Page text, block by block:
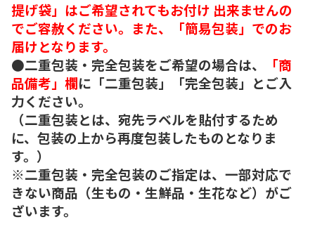
提げ袋」はご希望されてもお付け 出来ませんの
でご容赦ください。また、「簡易包装」でのお
届けとなります。
●二重包装・完全包装をご希望の場合は、
「商
品備考」欄に「二重包装」「完全包装」とご入
力ください。
（二重包装とは、宛先ラベルを貼付するため
に、包装の上から再度包装したものとなりま
す。）
※二重包装・完全包装のご指定は、一部対応で
きない商品（生もの・生鮮品・生花など）がご
ざいます。